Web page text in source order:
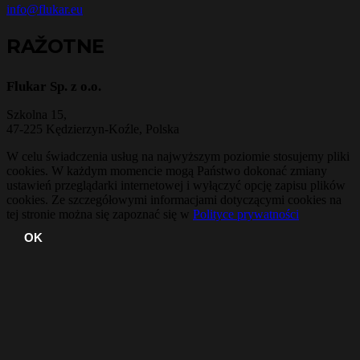
info@flukar.eu
RAŽOTNE
Flukar Sp. z o.o.
Szkolna 15,
47-225 Kędzierzyn-Koźle, Polska
W celu świadczenia usług na najwyższym poziomie stosujemy pliki
cookies. W każdym momencie mogą Państwo dokonać zmiany
ustawień przeglądarki internetowej i wyłączyć opcję zapisu plików
cookies. Ze szczegółowymi informacjami dotyczącymi cookies na
tej stronie można się zapoznać się w Polityce prywatności
OK